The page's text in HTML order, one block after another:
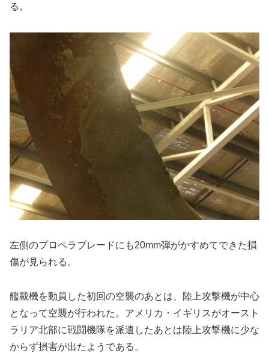
る。
左側のプロペラブレードにも20mm弾がかすめてできた損
傷が見られる。
艦載機を動員した初回の空襲のあとは、陸上攻撃機が中心
となって空襲が行われた。アメリカ・イギリスがオースト
ラリア北部に戦闘機隊を派遣したあとは陸上攻撃機に少な
からず損害が出たようである。